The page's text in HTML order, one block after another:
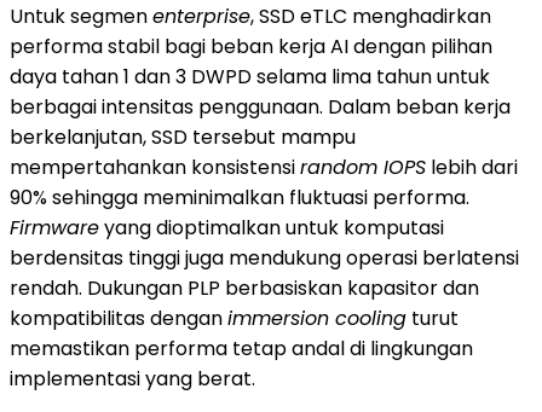
Untuk segmenenterprise, SSD eTLC menghadirkan
performa stabil bagi beban kerja AI dengan pilihan
daya tahan 1 dan 3 DWPD selama lima tahun untuk
berbagai intensitas penggunaan. Dalam beban kerja
berkelanjutan, SSD tersebut mampu
mempertahankan konsistensirandom IOPS lebih dari
90% sehingga meminimalkan fluktuasi performa.
Firmwareyang dioptimalkan untuk komputasi
berdensitas tinggi juga mendukung operasi berlatensi
rendah. Dukungan PLP berbasiskan kapasitor dan
kompatibilitas denganimmersion cooling turut
memastikan performa tetap andal di lingkungan
implementasi yang berat.